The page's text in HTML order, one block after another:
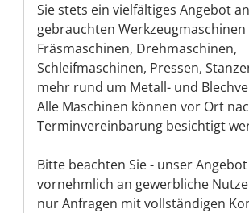
Sie stets ein vielfältiges Angebot
gebrauchten Werkzeugmaschinen
Fräsmaschinen, Drehmaschinen,
Schleifmaschinen, Pressen,
mehr rund um Metall- und
Alle Maschinen können vor Ort
Terminvereinbarung besichtigt
Bitte beachten Sie - unser
vornehmlich an gewerbliche
nur Anfragen mit vollständigen